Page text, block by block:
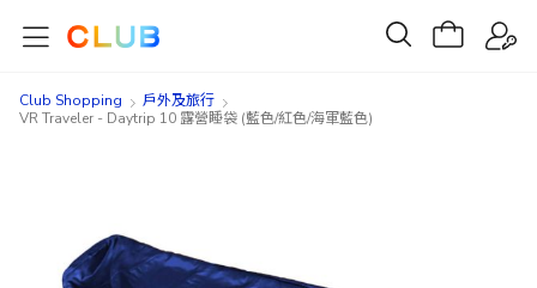
Club Shopping
戶外及旅行
VR Traveler - Daytrip 10 露營睡袋 (藍色/紅色/海軍藍色)